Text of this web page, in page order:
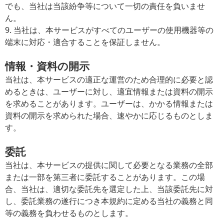
でも、当社は当該紛争等について一切の責任を負いませ
ん。
9. 当社は、本サービスがすべてのユーザーの使用機器等の
端末に対応・適合することを保証しません。
情報・資料の開示
当社は、本サービスの適正な運営のため合理的に必要と認
めるときは、ユーザーに対し、適宜情報または資料の開示
を求めることがあります。ユーザーは、かかる情報または
資料の開示を求められた場合、速やかに応じるものとしま
す。
委託
当社は、本サービスの提供に関して必要となる業務の全部
または一部を第三者に委託することがあります。この場
合、当社は、適切な委託先を選定した上、当該委託先に対
し、委託業務の遂行につき本規約に定める当社の義務と同
等の義務を負わせるものとします。